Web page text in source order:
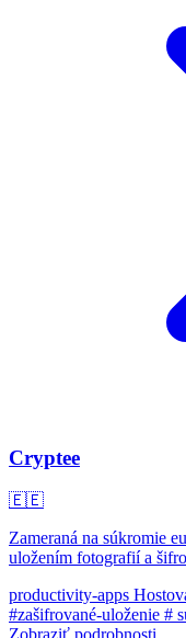
Cryptee
🇪🇪
Zameraná na súkromie
uložením fotografií a
productivity-apps
#zašifrované-uloženie #
Zobraziť podrobnosti